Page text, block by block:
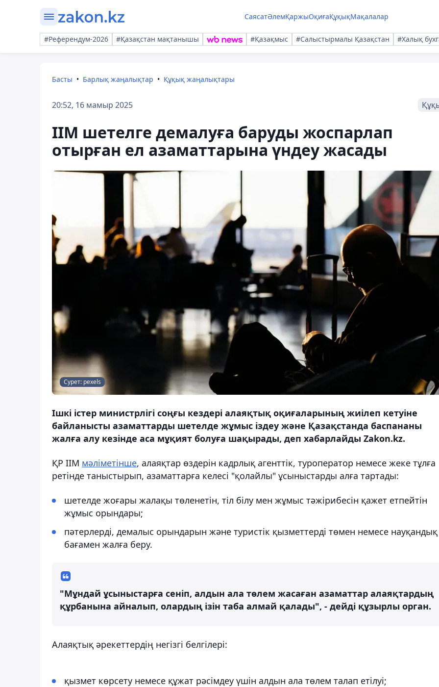
СаясатӘлемҚаржыОқиғаҚұқықМақалалар
#Референдум-2026 #Қазақстан мақтанышы #Қазақмыс #Салыстырмалы Қазақстан #Халық
Басты Барлық жаңалықтар Құқық жаңалықтары
20:52, 16 мамыр 2025
ІІМ шетелге демалуға баруды жоспарлап
отырған ел азаматтарына үндеу жасады
Сурет: pexels
Ішкі істер министрлігі соңғы кездері алаяқтық оқиғаларының жиілеп кетуіне
байланысты азаматтарды шетелде жұмыс іздеу және Қазақстанда баспананы
жалға алу кезінде аса мұқият болуға шақырады, деп хабарлайды Zakon.kz.
ҚР ІІМ мәліметінше, алаяқтар өздерін кадрлық агенттік, туроператор немесе жеке тұлға
ретінде таныстырып, азаматтарға келесі "қолайлы" ұсыныстарды алға тартады:
шетелде жоғары жалақы төленетін, тіл білу мен жұмыс тәжірибесін қажет етпейтін
жұмыс орындары;
пәтерлерді, демалыс орындарын және туристік қызметтерді төмен немесе науқандық
бағамен жалға беру.
"Мұндай ұсыныстарға сеніп, алдын ала төлем жасаған азаматтар алаяқтардың
құрбанына айналып, олардың ізін таба алмай қалады", - дейді құзырлы орган.
Алаяқтық әрекеттердің негізгі белгілері:
қызмет көрсету немесе құжат рәсімдеу үшін алдын ала төлем талап етілуі;